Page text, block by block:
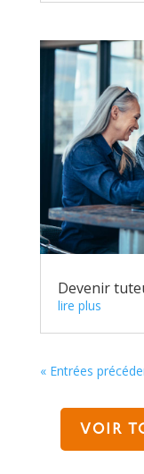
Devenir
lire plus
« Entrées
VOIR